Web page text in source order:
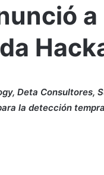
Deta Consultores,
la detección